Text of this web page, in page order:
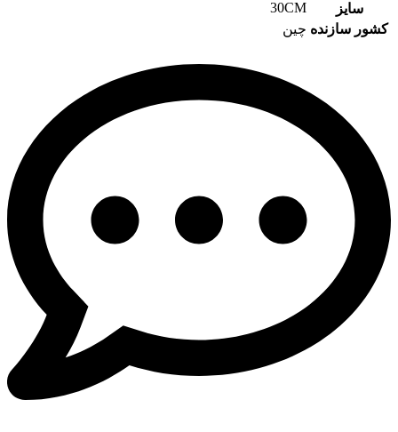
سایز
30CM
کشور سازنده چین